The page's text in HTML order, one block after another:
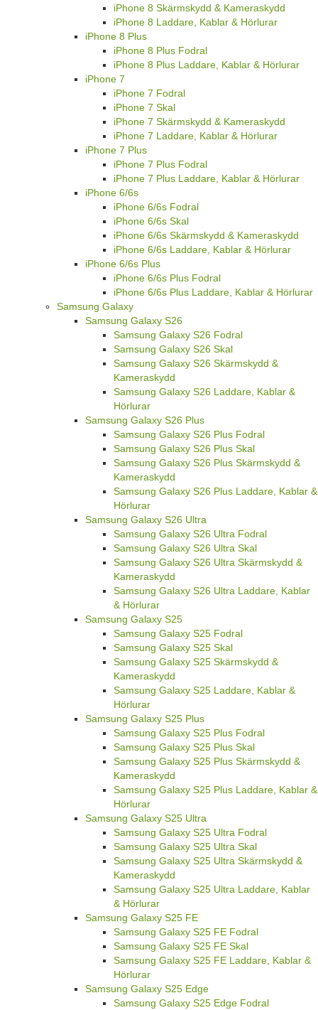
iPhone 8 Skärmskydd & Kameraskydd
iPhone 8 Laddare, Kablar & Hörlurar
iPhone 8 Plus
iPhone 8 Plus Fodral
iPhone 8 Plus Laddare, Kablar & Hörlurar
iPhone 7
iPhone 7 Fodral
iPhone 7 Skal
iPhone 7 Skärmskydd & Kameraskydd
iPhone 7 Laddare, Kablar & Hörlurar
iPhone 7 Plus
iPhone 7 Plus Fodral
iPhone 7 Plus Laddare, Kablar & Hörlurar
iPhone 6/6s
iPhone 6/6s Fodral
iPhone 6/6s Skal
iPhone 6/6s Skärmskydd & Kameraskydd
iPhone 6/6s Laddare, Kablar & Hörlurar
iPhone 6/6s Plus
iPhone 6/6s Plus Fodral
iPhone 6/6s Plus Laddare, Kablar & Hörlurar
Samsung Galaxy
Samsung Galaxy S26
Samsung Galaxy S26 Fodral
Samsung Galaxy S26 Skal
Samsung Galaxy S26 Skärmskydd &
Kameraskydd
Samsung Galaxy S26 Laddare, Kablar &
Hörlurar
Samsung Galaxy S26 Plus
Samsung Galaxy S26 Plus Fodral
Samsung Galaxy S26 Plus Skal
Samsung Galaxy S26 Plus Skärmskydd &
Kameraskydd
Samsung Galaxy S26 Plus Laddare, Kablar &
Hörlurar
Samsung Galaxy S26 Ultra
Samsung Galaxy S26 Ultra Fodral
Samsung Galaxy S26 Ultra Skal
Samsung Galaxy S26 Ultra Skärmskydd &
Kameraskydd
Samsung Galaxy S26 Ultra Laddare, Kablar
& Hörlurar
Samsung Galaxy S25
Samsung Galaxy S25 Fodral
Samsung Galaxy S25 Skal
Samsung Galaxy S25 Skärmskydd &
Kameraskydd
Samsung Galaxy S25 Laddare, Kablar &
Hörlurar
Samsung Galaxy S25 Plus
Samsung Galaxy S25 Plus Fodral
Samsung Galaxy S25 Plus Skal
Samsung Galaxy S25 Plus Skärmskydd &
Kameraskydd
Samsung Galaxy S25 Plus Laddare, Kablar &
Hörlurar
Samsung Galaxy S25 Ultra
Samsung Galaxy S25 Ultra Fodral
Samsung Galaxy S25 Ultra Skal
Samsung Galaxy S25 Ultra Skärmskydd &
Kameraskydd
Samsung Galaxy S25 Ultra Laddare, Kablar
& Hörlurar
Samsung Galaxy S25 FE
Samsung Galaxy S25 FE Fodral
Samsung Galaxy S25 FE Skal
Samsung Galaxy S25 FE Laddare, Kablar &
Hörlurar
Samsung Galaxy S25 Edge
Samsung Galaxy S25 Edge Fodral